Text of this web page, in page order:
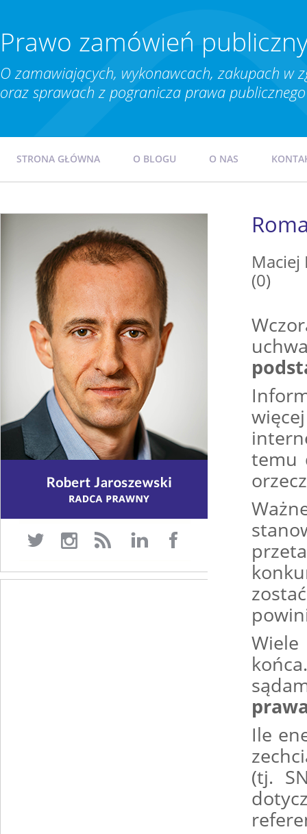
Prawo zamówień
O zamawiających, wykonawcach, zakupach w
oraz sprawach z pogranicza prawa
STRONA GŁÓWNA O BLOGU O NAS
Maciej
(0)
temu
Ile
(tj.